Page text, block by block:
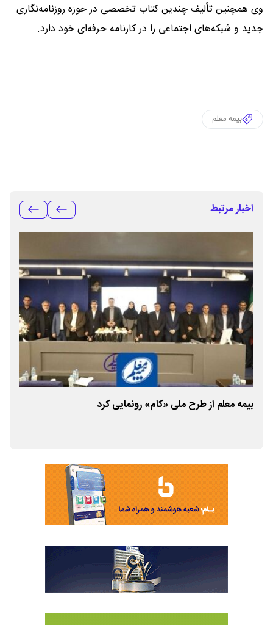
وی همچنین تألیف چندین کتاب تخصصی در حوزه روزنامه‌نگاری
جدید و شبکه‌های اجتماعی را در کارنامه حرفه‌ای خود دارد.
بیمه معلم
اخبار مرتبط
بیمه معلم از طرح ملی «کام» رونمایی کرد